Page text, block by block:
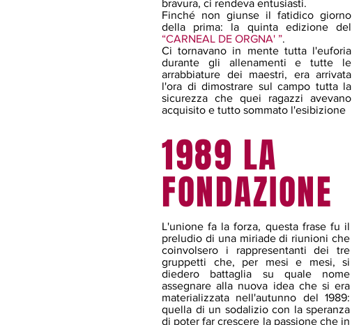
bravura, ci rendeva entusiasti.
Finché non giunse il fatidico giorno
della prima: la quinta edizione del
“CARNEAL DE ORGNA' ”.
Ci tornavano in mente tutta l'euforia
durante gli allenamenti e tutte le
arrabbiature dei maestri, era arrivata
l'ora di dimostrare sul campo tutta la
sicurezza che quei ragazzi avevano
acquisito e tutto sommato l'esibizione
1989 LA
FONDAZIONE
L'unione fa la forza, questa frase fu il
preludio di una miriade di riunioni che
coinvolsero i rappresentanti dei tre
gruppetti che, per mesi e mesi, si
diedero battaglia su quale nome
assegnare alla nuova idea che si era
materializzata nell'autunno del 1989:
quella di un sodalizio con la speranza
di poter far crescere la passione che in